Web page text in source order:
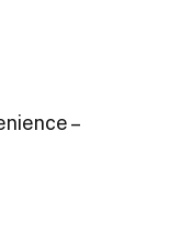
–